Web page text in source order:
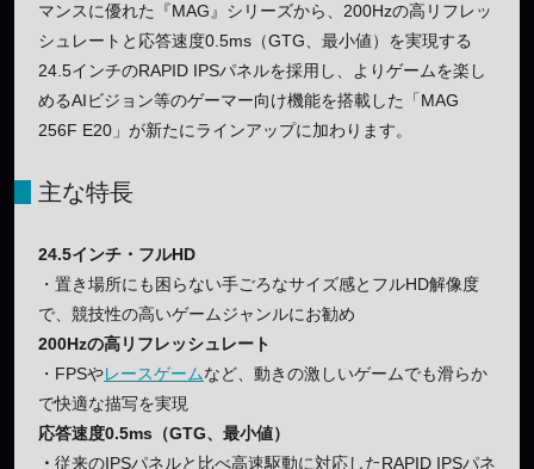
マンスに優れた『MAG』シリーズから、200Hzの高リフレッ
シュレートと応答速度0.5ms（GTG、最小値）を実現する
24.5インチのRAPID IPSパネルを採用し、よりゲームを楽し
めるAIビジョン等のゲーマー向け機能を搭載した「MAG
256F E20」が新たにラインアップに加わります。
主な特長
24.5インチ・フルHD
・置き場所にも困らない手ごろなサイズ感とフルHD解像度
で、競技性の高いゲームジャンルにお勧め
200Hzの高リフレッシュレート
・FPSやレースゲームなど、動きの激しいゲームでも滑らか
で快適な描写を実現
応答速度0.5ms（GTG、最小値）
・ 従来のIPSパネルと比べ高速駆動に対応したRAPID IPSパネ